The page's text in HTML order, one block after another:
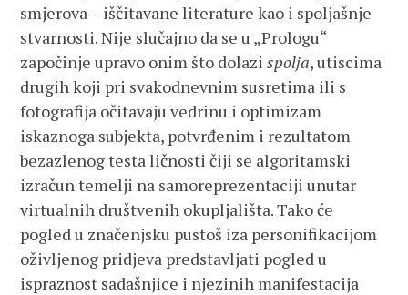
smjerova – iščitavane literature kao i spoljašnje
stvarnosti. Nije slučajno da se u „Prologu“
započinje upravo onim što dolazispolja, utiscima
drugih koji pri svakodnevnim susretima ili s
fotografija očitavaju vedrinu i optimizam
iskaznoga subjekta, potvrđenim i rezultatom
bezazlenog testa ličnosti čiji se algoritamski
izračun temelji na samoreprezentaciji unutar
virtualnih društvenih okupljališta. Tako će
pogled u značenjsku pustoš iza personifikacijom
oživljenog pridjeva predstavljati pogled u
ispraznost sadašnjice i njezinih manifestacija